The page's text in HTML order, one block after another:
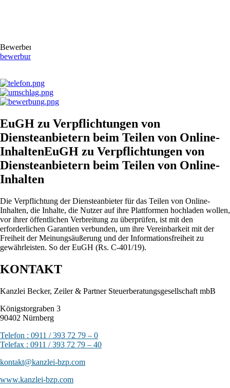
Bewerben Sie sich online oder per E-Mail
bewerbung@stb-becker-zeiler.de
EuGH zu Verpflichtungen von
Diensteanbietern beim Teilen von Online-
InhaltenEuGH zu Verpflichtungen von
Diensteanbietern beim Teilen von Online-
Inhalten
Die Verpflichtung der Diensteanbieter für das Teilen von Online-
Inhalten, die Inhalte, die Nutzer auf ihre Plattformen hochladen wollen,
vor ihrer öffentlichen Verbreitung zu überprüfen, ist mit den
erforderlichen Garantien verbunden, um ihre Vereinbarkeit mit der
Freiheit der Meinungsäußerung und der Informationsfreiheit zu
gewährleisten. So der EuGH (Rs. C-401/19).
KONTAKT
Kanzlei Becker, Zeiler & Partner Steuerberatungsgesellschaft mbB
Königstorgraben 3
90402 Nürnberg
Telefon : 0911 / 393 72 79 – 0
Telefax : 0911 / 393 72 79 – 40
kontakt@kanzlei-bzp.com
www.kanzlei-bzp.com